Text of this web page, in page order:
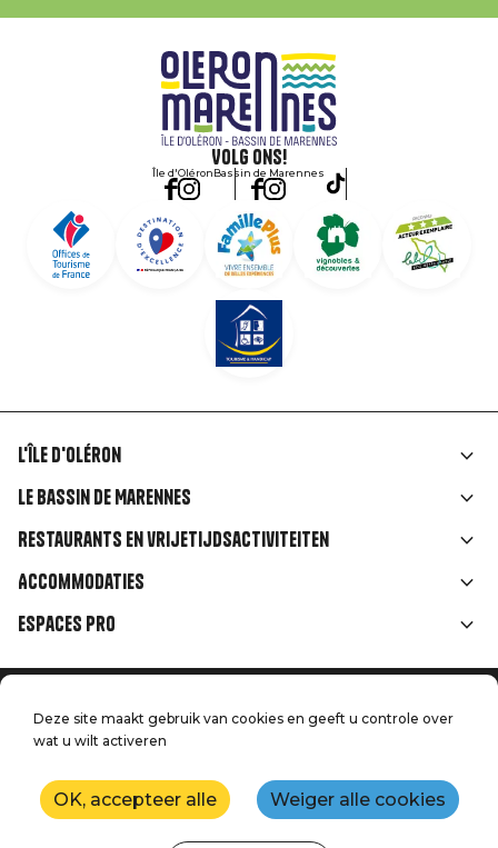
Volg ons!
Île d'OléronBassin de Marennes
Liens
rubriques
L'île d'Oléron
Le Bassin de Marennes
Restaurants en vrijetijdsactiviteiten
Accommodaties
Espaces Pro
Menu
de
Juridische informatie
Druk op
Neem contact met ons op
Kaart
Productie: StudioJuillet
Deze site maakt gebruik van cookies en geeft u controle over
wat u wilt activeren
OK, accepteer alle Weiger alle cookies